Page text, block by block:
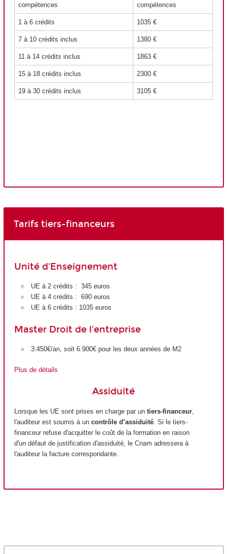
compétences
compétences
1 à 6 crédits 1035 €
7 à 10 crédits inclus 1380 €
11 à 14 crédits inclus 1863 €
15 à 18 crédits inclus 2300 €
19 à 30 crédits inclus 3105 €
Tarifs tiers-financeurs
Unité d'Enseignement
UE à 2 crédits : 345 euros
UE à 4 crédits : 690 euros
UE à 6 crédits : 1035 euros
Master Droit de l'entreprise
3.450€/an, soit 6.900€ pour les deux années de M2
Plus de détails
Assiduité
Lorsque les UE sont prises en charge par un tiers-financeur
l'auditeur est soumis à un contrôle d’assiduité . Si le tiers-
financeur refuse d'acquitter le coût de la formation en raison
d'un défaut de justification d'assiduité, le Cnam adressera à
l'auditeur la facture correspondante.